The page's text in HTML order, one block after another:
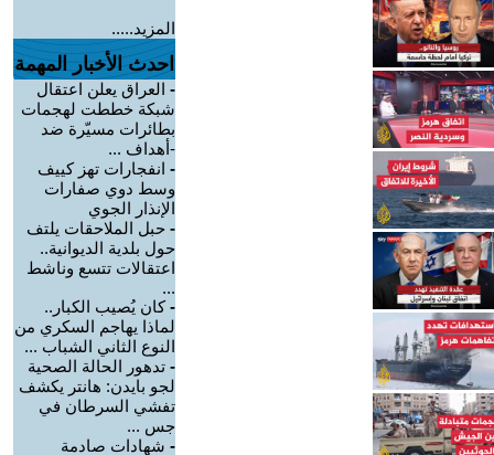
المزيد.....
احدث الأخبار المهمة
- العراق يعلن اعتقال
شبكة خططت لهجمات
بطائرات مسيّرة ضد
-أهداف ...
- انفجارات تهز كييف
وسط دوي صفارات
الإنذار الجوي
- حبل الملاحقات يلتف
حول بلدية الديوانية..
اعتقالات تتسع وناشط
...
-كان يُصيب الكبار..
لماذا يهاجم السكري من
النوع الثاني الشباب ...
- تدهور الحالة الصحية
لجو بايدن: هانتر يكشف
تفشي السرطان في
جس ...
- شهادات صادمة